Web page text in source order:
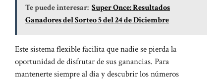
Te puede interesar: Super Once: Resultados
Ganadores del Sorteo 5 del 24 de Diciembre
Este sistema flexible facilita que nadie se pierda la
oportunidad de disfrutar de sus ganancias. Para
mantenerte siempre al día y descubrir los números